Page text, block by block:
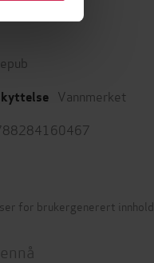
epub
Vannmerket
for brukergenerert innhold